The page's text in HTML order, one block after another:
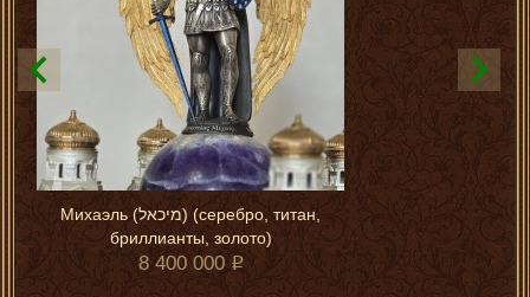
Михаэль (מיכאל) (серебро, титан,
бриллианты, золото)
8 400 000